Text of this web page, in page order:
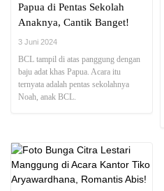
Papua di Pentas Sekolah
Anaknya, Cantik Banget!
3 Juni 2024
BCL tampil di atas panggung dengan
baju adat khas Papua. Acara itu
ternyata adalah pentas sekolahnya
Noah, anak BCL.